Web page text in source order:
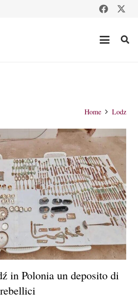
Home Lodz
in Polonia un deposito di